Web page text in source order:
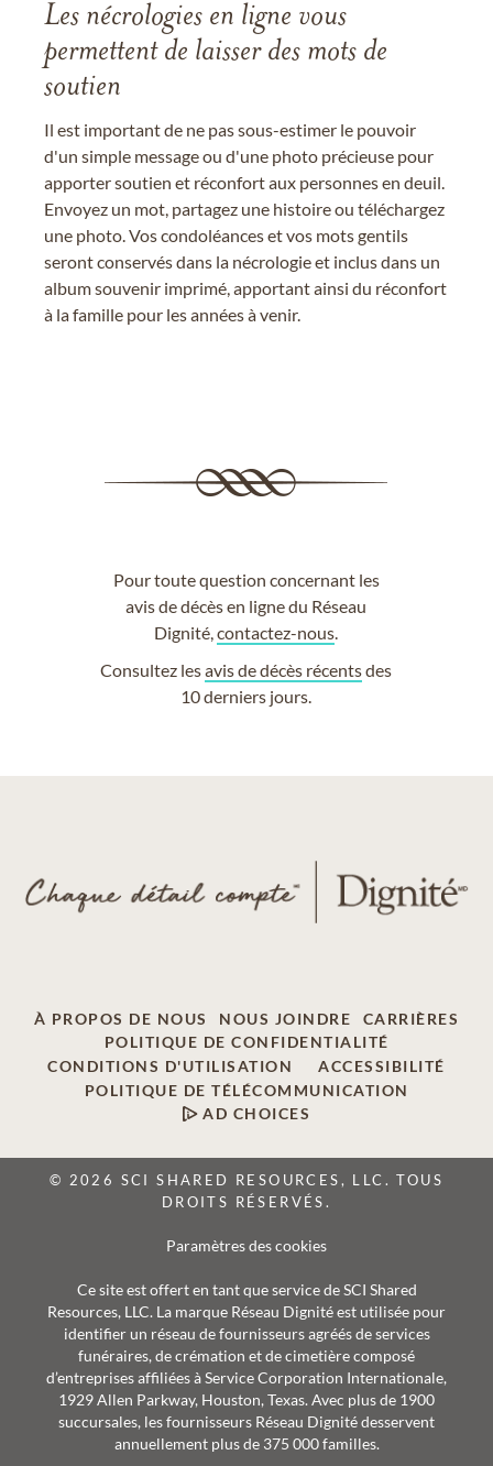
Les nécrologies en ligne vous
permettent de laisser des mots de
soutien
Il est important de ne pas sous-estimer le pouvoir
d'un simple message ou d'une photo précieuse pour
apporter soutien et réconfort aux personnes en deuil.
Envoyez un mot, partagez une histoire ou téléchargez
une photo. Vos condoléances et vos mots gentils
seront conservés dans la nécrologie et inclus dans un
album souvenir imprimé, apportant ainsi du réconfort
à la famille pour les années à venir.
Pour toute question concernant les
avis de décès en ligne du Réseau
Dignité,contactez-nous
Consultez lesavis de décès récentsdes
10 derniers jours.
À PROPOS DE NOUS NOUS JOINDRE
CARRIÈRES
POLITIQUE DE CONFIDENTIALITÉ
CONDITIONS D'UTILISATION
ACCESSIBILITÉ
POLITIQUE DE TÉLÉCOMMUNICATION
AD CHOICES
© 2026 SCI SHARED RESOURCES, LLC. TOUS
DROITS RÉSERVÉS.
Paramètres des cookies
Ce site est offert en tant que service de SCI Shared
Resources, LLC. La marque Réseau Dignité est utilisée pour
identifier un réseau de fournisseurs agréés de services
funéraires, de crémation et de cimetière composé
d’entreprises affiliées à Service Corporation Internationale,
1929 Allen Parkway, Houston, Texas. Avec plus de 1900
succursales, les fournisseurs Réseau Dignité desservent
annuellement plus de 375 000 familles.